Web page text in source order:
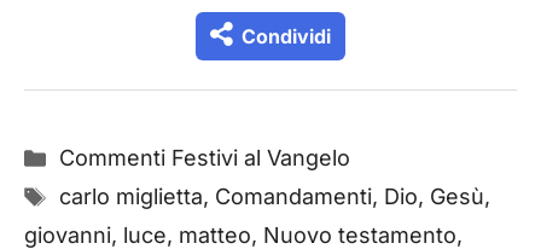
Condividi
Categorie
Commenti Festivi al Vangelo
Tag
carlo miglietta, Comandamenti, Dio, Gesù,
giovanni, luce, matteo, Nuovo testamento,